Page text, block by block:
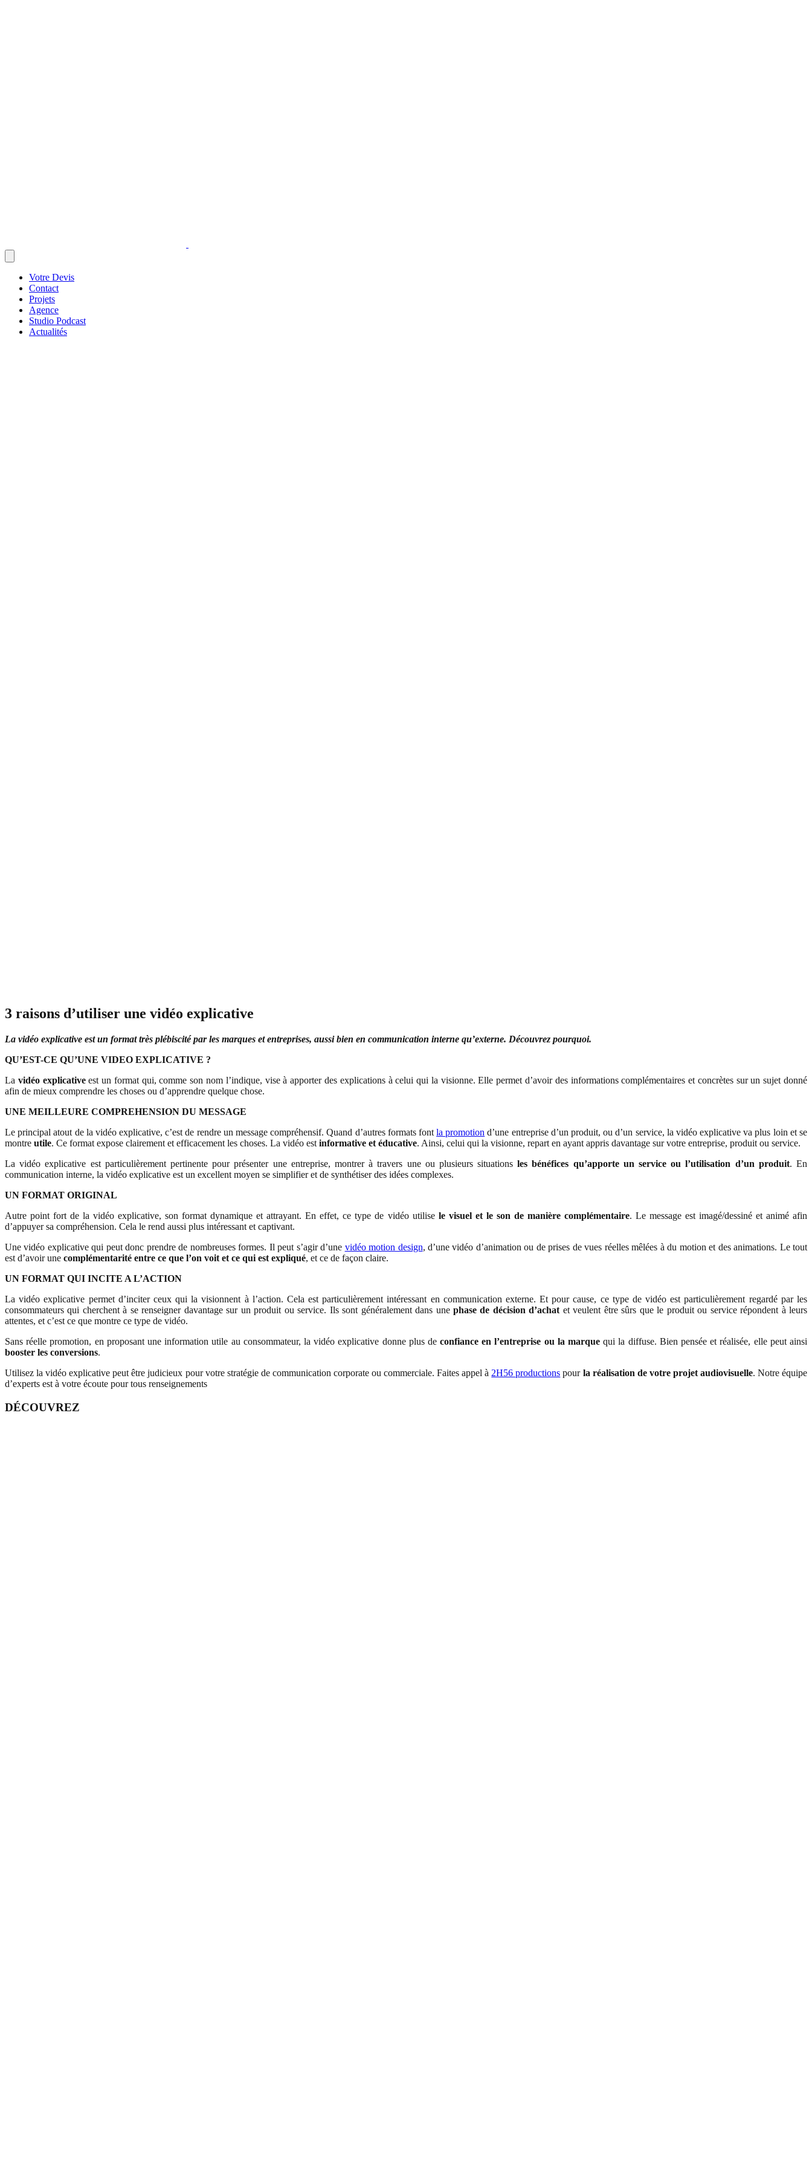
Votre Devis
Contact
Projets
Agence
Studio Podcast
Actualités
3 raisons d’utiliser une vidéo explicative
La vidéo explicative est un format très plébiscité par les marques et entreprises, aussi bien en communication interne qu’externe. Découvrez pourquoi.
QU’EST-CE QU’UNE VIDEO EXPLICATIVE ?
La vidéo explicativeest un format qui, comme son nom l’indique, vise à apporter des explications à celui qui la visionne. Elle permet d’avoir des informations complémentaires et concrètes sur un sujet donné
afin de mieux comprendre les choses ou d’apprendre quelque chose.
UNE MEILLEURE COMPREHENSION DU MESSAGE
Le principal atout de la vidéo explicative, c’est de rendre un message compréhensif. Quand d’autres formats fontla promotion d’une entreprise d’un produit, ou d’un service, la vidéo explicative va plus loin et se
montre utile. Ce format expose clairement et efficacement les choses. La vidéo est informative et éducative. Ainsi, celui qui la visionne, repart en ayant appris davantage sur votre entreprise, produit ou service.
La vidéo explicative est particulièrement pertinente pour présenter une entreprise, montrer à travers une ou plusieurs situationsles bénéfices qu’apporte un service ou l’utilisation d’un produit. En
communication interne, la vidéo explicative est un excellent moyen se simplifier et de synthétiser des idées complexes.
UN FORMAT ORIGINAL
Autre point fort de la vidéo explicative, son format dynamique et attrayant. En effet, ce type de vidéo utilise le visuel et le son de manière complémentaire. Le message est imagé/dessiné et animé afin
d’appuyer sa compréhension. Cela le rend aussi plus intéressant et captivant.
Une vidéo explicative qui peut donc prendre de nombreuses formes. Il peut s’agir d’une vidéo motion design, d’une vidéo d’animation ou de prises de vues réelles mêlées à du motion et des animations. Le tout
est d’avoir une complémentarité entre ce que l’on voit et ce qui est expliqué, et ce de façon claire.
UN FORMAT QUI INCITE A L’ACTION
La vidéo explicative permet d’inciter ceux qui la visionnent à l’action. Cela est particulièrement intéressant en communication externe. Et pour cause, ce type de vidéo est particulièrement regardé par les
consommateurs qui cherchent à se renseigner davantage sur un produit ou service. Ils sont généralement dans une phase de décision d’achat et veulent être sûrs que le produit ou service répondent à leurs
attentes, et c’est ce que montre ce type de vidéo.
Sans réelle promotion, en proposant une information utile au consommateur, la vidéo explicative donne plus deconfiance en l’entreprise ou la marque qui la diffuse. Bien pensée et réalisée, elle peut ainsi
booster les conversions.
Utilisez la vidéo explicative peut être judicieux pour votre stratégie de communication corporate ou commerciale. Faites appel à 2H56 productions pourla réalisation de votre projet audiovisuelle. Notre équipe
d’experts est à votre écoute pour tous renseignements
DÉCOUVREZ